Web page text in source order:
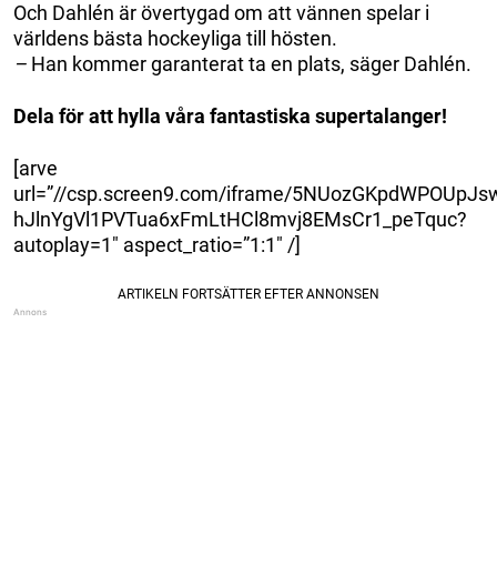
Och Dahlén är övertygad om att vännen spelar i
världens bästa hockeyliga till hösten.
– Han kommer garanterat ta en plats, säger Dahlén.
Dela för att hylla våra fantastiska supertalanger!
[arve
url=”//csp.screen9.com/iframe/
hJlnYgVl1PVTua6xFmLtHCl8mvj8EMsCr1_peTquc?
autoplay=1″ aspect_ratio=”1:1″ /]